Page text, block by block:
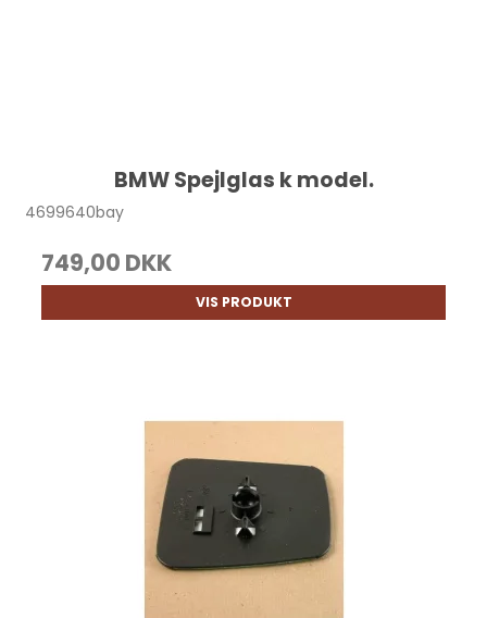
BMW Spejlglas k model.
4699640bay
749,00 DKK
VIS PRODUKT